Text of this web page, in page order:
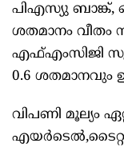
പിഎസ്യു ബാങ്ക്,
ശതമാനം
എഫ്എംസിജി
0.6 ശതമാനവും
വിപണി മൂല്യം